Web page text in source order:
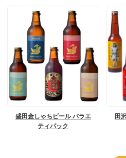
盛田金しゃちビール バラエ
ティパック
田